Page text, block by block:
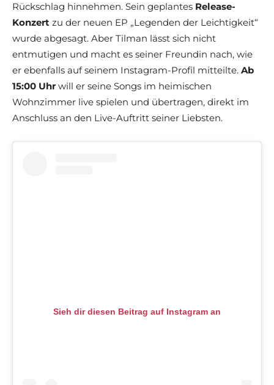
Rückschlag hinnehmen. Sein geplantes Release-
Konzert zu der neuen EP „Legenden der Leichtigkeit“
wurde abgesagt. Aber Tilman lässt sich nicht
entmutigen und macht es seiner Freundin nach, wie
er ebenfalls auf seinem Instagram-Profil mitteilte. Ab
15:00 Uhr will er seine Songs im heimischen
Wohnzimmer live spielen und übertragen, direkt im
Anschluss an den Live-Auftritt seiner Liebsten.
Sieh dir diesen Beitrag auf Instagram an